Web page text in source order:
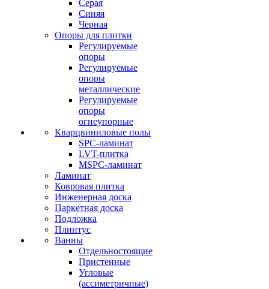
Серая
Синяя
Черная
Опоры для плитки
Регулируемые
опоры
Регулируемые
опоры
металлические
Регулируемые
опоры
огнеупорные
Кварцвиниловые полы
SPC-ламинат
LVT-плитка
MSPC-ламинат
Ламинат
Ковровая плитка
Инженерная доска
Паркетная доска
Подложка
Плинтус
Ванны
Отдельностоящие
Пристенные
Угловые
(ассиметричные)